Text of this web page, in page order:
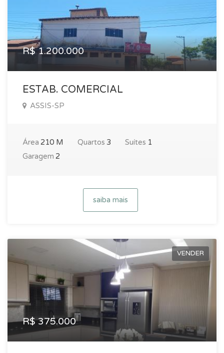
R$ 1.200.000
ESTAB. COMERCIAL
ASSIS-SP
Área 210 M Quartos 3 Suítes 1
Garagem 2
saiba mais
VENDER
R$ 375.000